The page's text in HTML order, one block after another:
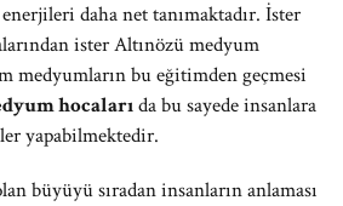
daha net tanımaktadır. İster
ister Altınözü medyum
medyumların bu eğitimden geçmesi
hocalarıda bu sayede insanlara
yapabilmektedir.
büyüyü sıradan insanların anlaması